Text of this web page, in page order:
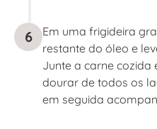
6
Em uma frigideira
restante do óleo e
Junte a carne cozida
dourar de todos os
em seguida